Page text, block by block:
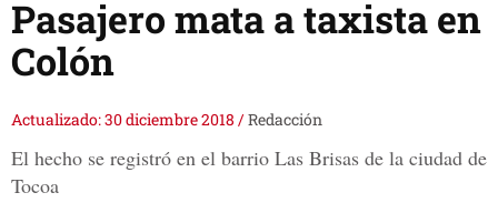
Pasajero mata a taxista en
Colón
Actualizado: 30 diciembre 2018 /Redacción
El hecho se registró en el barrio Las Brisas de la ciudad de
Tocoa